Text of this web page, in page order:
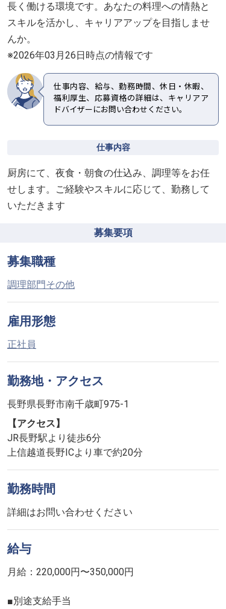
長く働ける環境です。あなたの料理への情熱と
スキルを活かし、キャリアアップを目指しませ
んか。
※2026年03月26日時点の情報です
仕事内容、給与、勤務時間、休日・休暇、
福利厚生、応募資格の詳細は、キャリアア
ドバイザーにお問い合わせください。
仕事内容
厨房にて、夜食・朝食の仕込み、調理等をお任
せします。ご経験やスキルに応じて、勤務して
いただきます
募集要項
募集職種
調理部門その他
雇用形態
正社員
勤務地・アクセス
長野県長野市南千歳町975-1
【アクセス】
JR長野駅より徒歩6分
上信越道長野ICより車で約20分
勤務時間
詳細はお問い合わせください
給与
月給：220,000円〜350,000円
■別途支給手当